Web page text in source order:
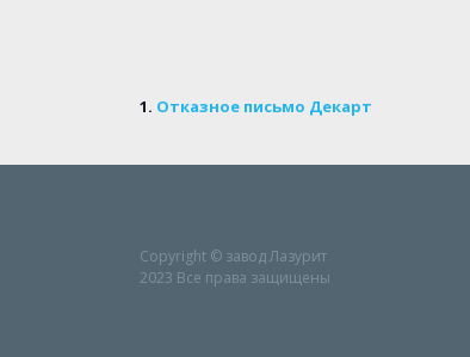
1. Отказное письмо Декарт
Copyright © завод Лазурит
2023 Все права защищены